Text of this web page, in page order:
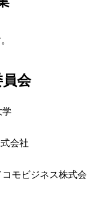
員会
学
会社
モビジネス株式会